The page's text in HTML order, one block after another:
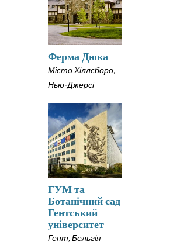
Ферма Дюка
Місто Хіллсборо,
Нью-Джерсі
ГУМ та
Ботанічний сад
Гентський
університет
Гент, Бельгія